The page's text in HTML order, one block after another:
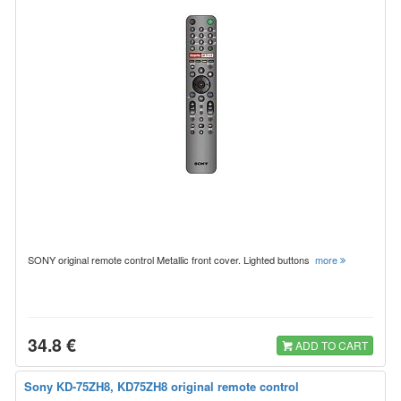
SONY original remote control Metallic front cover. Lighted buttons more
34.8 € ADD TO CART
Sony KD-75ZH8, KD75ZH8 original remote control